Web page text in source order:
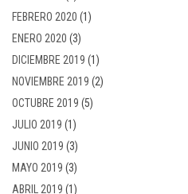
FEBRERO 2020 (1)
ENERO 2020 (3)
DICIEMBRE 2019 (1)
NOVIEMBRE 2019 (2)
OCTUBRE 2019 (5)
JULIO 2019 (1)
JUNIO 2019 (3)
MAYO 2019 (3)
ABRIL 2019 (1)